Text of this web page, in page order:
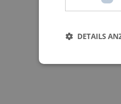
DETAILS